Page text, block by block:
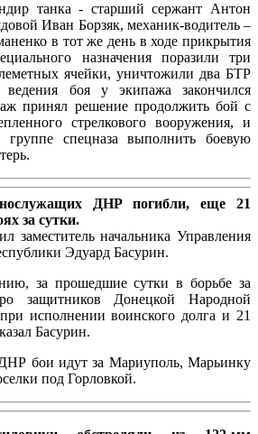
танка - старший сержант Антон
Иван Борзяк, механик-водитель –
в тот же день в ходе прикрытия
назначения поразили три
ячейки, уничтожили два БТР
боя у экипажа закончился
принял решение продолжить бой с
стрелкового вооружения, и
спецназа выполнить боевую
ДНР погибли, еще 21
за сутки.
заместитель начальника Управления
Эдуард Басурин.
за прошедшие сутки в борьбе за
защитников Донецкой Народной
исполнении воинского долга и 21
Басурин.
бои идут за Мариуполь, Марьинку
под Горловкой.